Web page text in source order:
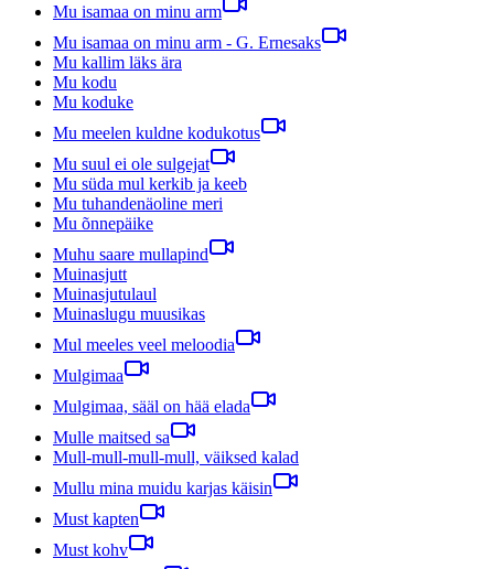
Mu isamaa on minu arm
Mu isamaa on minu arm - G. Ernesaks
Mu kallim läks ära
Mu kodu
Mu koduke
Mu meelen kuldne kodukotus
Mu suul ei ole sulgejat
Mu süda mul kerkib ja keeb
Mu tuhandenäoline meri
Mu õnnepäike
Muhu saare mullapind
Muinasjutt
Muinasjutulaul
Muinaslugu muusikas
Mul meeles veel meloodia
Mulgimaa
Mulgimaa, sääl on hää elada
Mulle maitsed sa
Mull-mull-mull-mull, väiksed kalad
Mullu mina muidu karjas käisin
Must kapten
Must kohv